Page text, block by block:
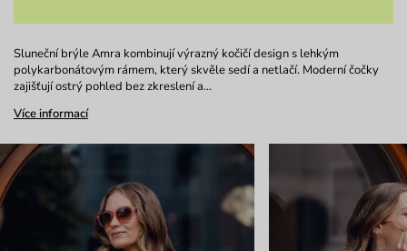
Sluneční brýle Amra kombinují výrazný kočičí design s lehkým
polykarbonátovým rámem, který skvěle sedí a netlačí. Moderní čočky
zajišťují ostrý pohled bez zkreslení a…
Více informací